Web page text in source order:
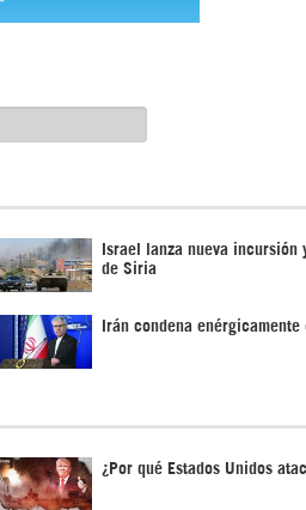
Israel lanza nueva incursión
de Siria
Irán condena
¿Por qué Estados Unidos